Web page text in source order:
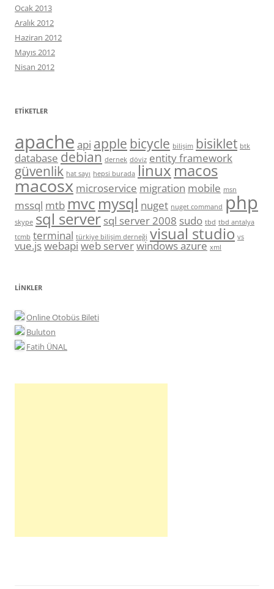
Ocak 2013
Aralık 2012
Haziran 2012
Mayıs 2012
Nisan 2012
ETIKETLER
apache api apple bicycle bilişim bisiklet btk
database debian dernek döviz entity framework
güvenlik hat sayı hepsi burada linuxmacos
macosx microservice migration mobile msn
mssql mtb mvc mysql nuget nuget command php
skype sql server sql server 2008 sudo tbd tbd antalya
tcmb terminal türkiye bilişim derneği visual studio vs
vue.jswebapi web serverwindows azure xml
LINKLER
Online Otobüs Bileti
Buluton
Fatih ÜNAL